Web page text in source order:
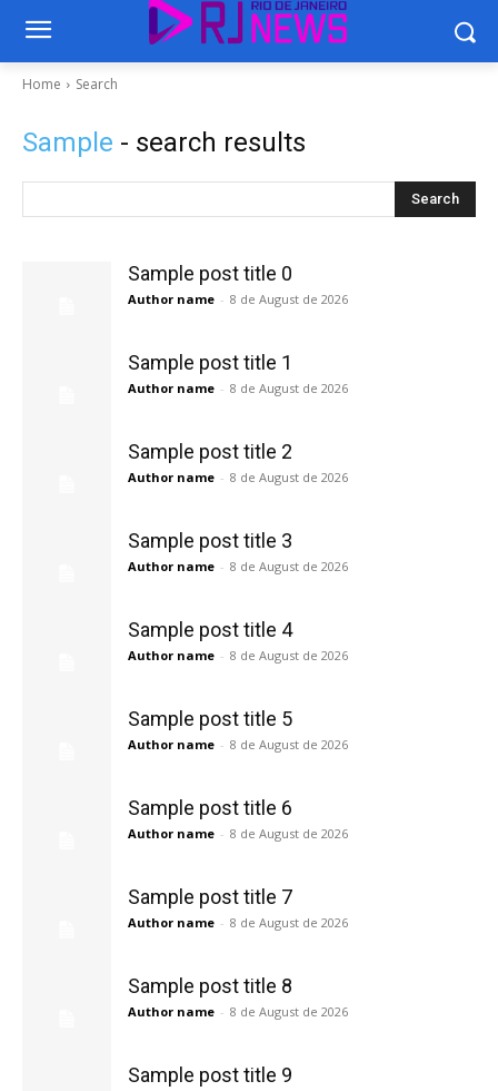
Home Search
Sample - search results
Search
Sample post title 0
Author name - 8 de August de 2026
Sample post title 1
Author name - 8 de August de 2026
Sample post title 2
Author name - 8 de August de 2026
Sample post title 3
Author name - 8 de August de 2026
Sample post title 4
Author name - 8 de August de 2026
Sample post title 5
Author name - 8 de August de 2026
Sample post title 6
Author name - 8 de August de 2026
Sample post title 7
Author name - 8 de August de 2026
Sample post title 8
Author name - 8 de August de 2026
Sample post title 9